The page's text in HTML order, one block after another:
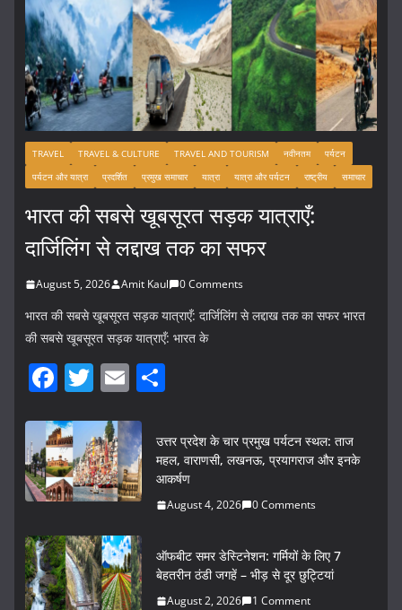
TRAVEL TRAVEL & CULTURE TRAVEL AND TOURISM नवीनतम
पर्यटन
पर्यटन और यात्रा
प्रदर्शित प्रमुख समाचार यात्रा यात्रा और पर्यटन राष्ट्रीय समाचार
भारत की सबसे खूबसूरत सड़क यात्राएँ:
दार्जिलिंग से लद्दाख तक का सफर
August 5, 2026 Amit Kaul 0 Comments
भारत की सबसे खूबसूरत सड़क यात्राएँ: दार्जिलिंग से लद्दाख तक का सफर भारत
की सबसे खूबसूरत सड़क यात्राएँ: भारत के
F
c
e
b
o
k
T
itt
er
E
ai
l
ar
e
उत्तर प्रदेश के चार प्रमुख पर्यटन स्थल: ताज
महल, वाराणसी, लखनऊ, प्रयागराज और इनके
आकर्षण
August 4, 2026 0 Comments
ऑफबीट समर डेस्टिनेशन: गर्मियों के लिए 7
बेहतरीन ठंडी जगहें – भीड़ से दूर छुट्टियां
August 2, 2026 1 Comment